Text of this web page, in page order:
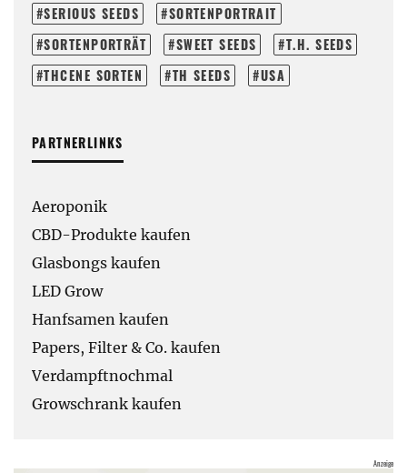
SERIOUS SEEDS
SORTENPORTRAIT
SORTENPORTRÄT
SWEET SEEDS
T.H. SEEDS
THCENE SORTEN
TH SEEDS USA
PARTNERLINKS
Aeroponik
CBD-Produkte kaufen
Glasbongs kaufen
LED Grow
Hanfsamen kaufen
Papers, Filter & Co. kaufen
Verdampftnochmal
Growschrank kaufen